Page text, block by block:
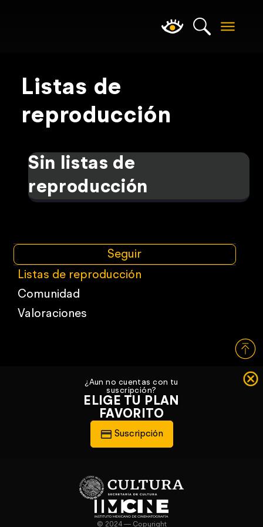
Seguir
Listas de reproducción
Comunidad
Valoraciones
Listas de
reproducción
Sin listas de
reproducción
¿Aun no cuentas con tu
suscripción?
ELIGE TU PLAN
FAVORITO
Suscripción
© 2024 — Copyright